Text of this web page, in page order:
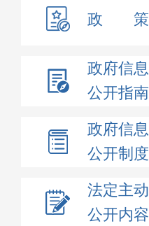
政 策
政府信息
公开指南
政府信息
公开制度
法定主动
公开内容